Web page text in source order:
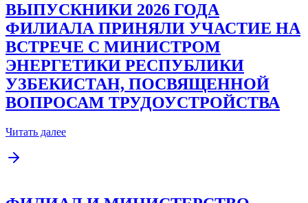
ВЫПУСКНИКИ 2026 ГОДА
ФИЛИАЛА ПРИНЯЛИ УЧАСТИЕ НА
ВСТРЕЧЕ С МИНИСТРОМ
ЭНЕРГЕТИКИ РЕСПУБЛИКИ
УЗБЕКИСТАН, ПОСВЯЩЕННОЙ
ВОПРОСАМ ТРУДОУСТРОЙСТВА
Читать далее